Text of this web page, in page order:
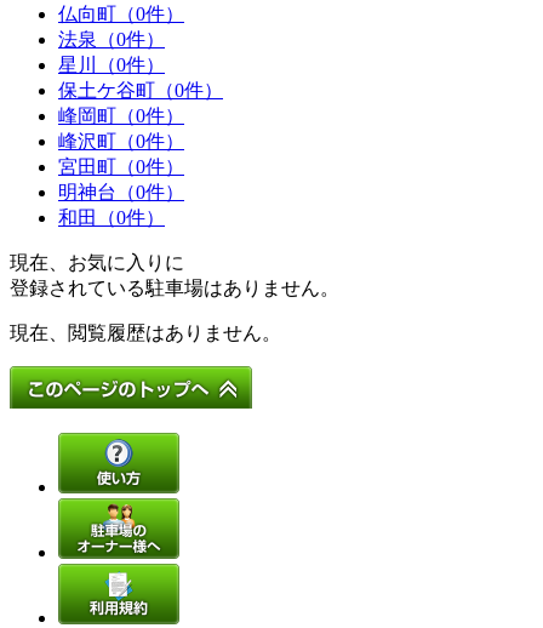
仏向町（0件）
法泉（0件）
星川（0件）
保土ケ谷町（0件）
峰岡町（0件）
峰沢町（0件）
宮田町（0件）
明神台（0件）
和田（0件）
現在、お気に入りに
登録されている駐車場はありません。
現在、閲覧履歴はありません。